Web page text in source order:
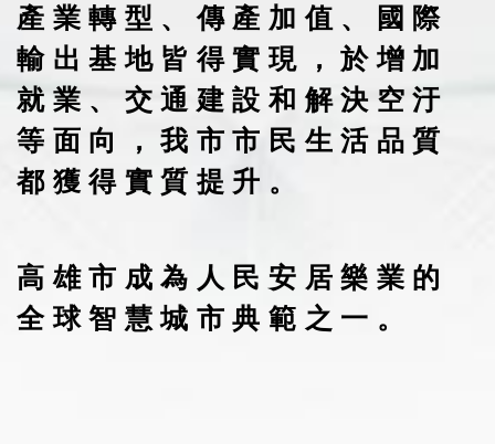
產業轉型、傳產加值、國際
輸出基地皆得實現，於增加
就業、交通建設和解決空汙
等面向，我市市民生活品質
都獲得實質提升。
高雄市成為人民安居樂業的
全球智慧城市典範之一。